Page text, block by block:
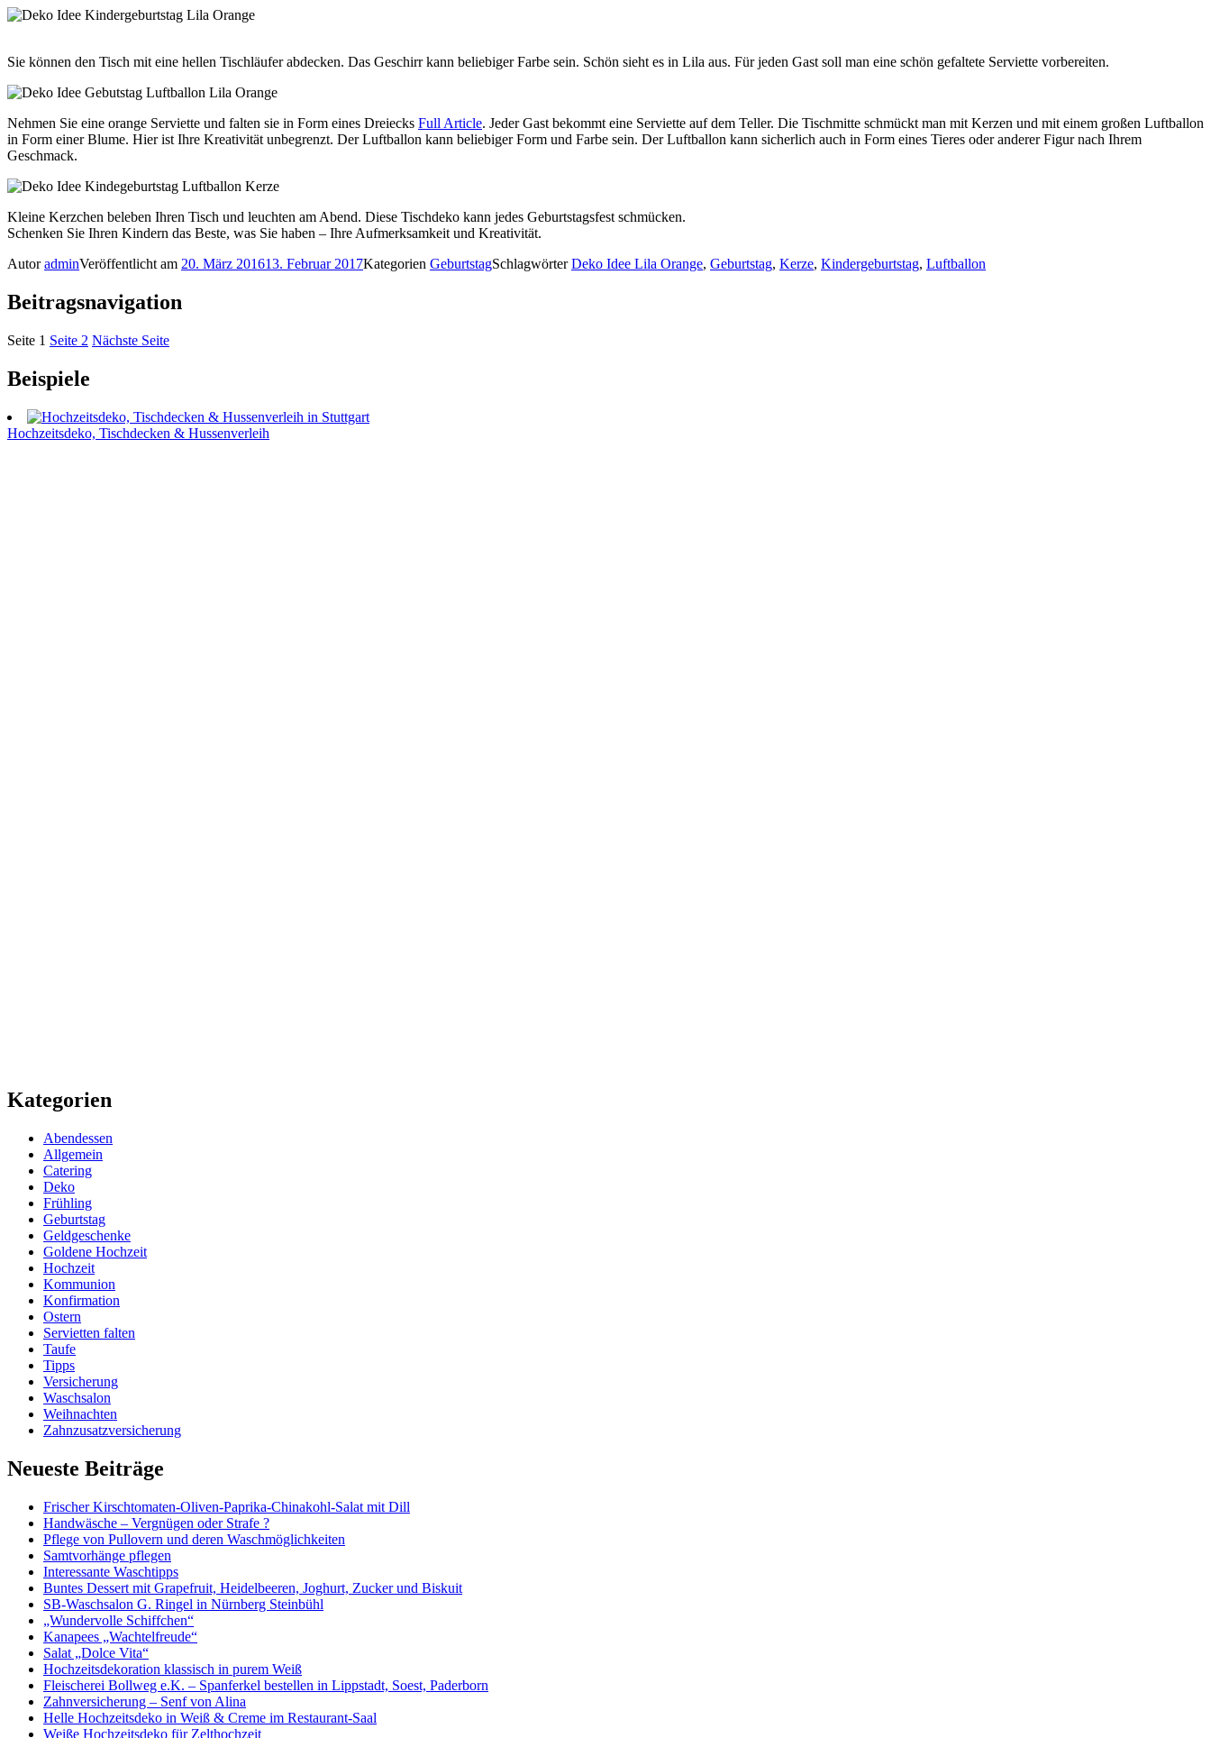
Sie können den Tisch mit eine hellen Tischläufer abdecken. Das Geschirr kann beliebiger Farbe sein. Schön sieht es in Lila aus. Für jeden Gast soll man eine schön gefaltete Serviette vorbereiten.
Nehmen Sie eine orange Serviette und falten sie in Form eines Dreiecks Full Article. Jeder Gast bekommt eine Serviette auf dem Teller. Die Tischmitte schmückt man mit Kerzen und mit einem großen Luftballon
in Form einer Blume. Hier ist Ihre Kreativität unbegrenzt. Der Luftballon kann beliebiger Form und Farbe sein. Der Luftballon kann sicherlich auch in Form eines Tieres oder anderer Figur nach Ihrem
Geschmack.
Kleine Kerzchen beleben Ihren Tisch und leuchten am Abend. Diese Tischdeko kann jedes Geburtstagsfest schmücken.
Schenken Sie Ihren Kindern das Beste, was Sie haben – Ihre Aufmerksamkeit und Kreativität.
AutoradminVeröffentlicht am 20. März 201613. Februar 2017Kategorien GeburtstagSchlagwörterDeko Idee Lila Orange, Geburtstag, Kerze, Kindergeburtstag, Luftballon
Beitragsnavigation
Seite 1 Seite 2 Nächste Seite
Beispiele
Hochzeitsdeko, Tischdecken & Hussenverleih
Kategorien
Abendessen
Allgemein
Catering
Deko
Frühling
Geburtstag
Geldgeschenke
Goldene Hochzeit
Hochzeit
Kommunion
Konfirmation
Ostern
Servietten falten
Taufe
Tipps
Versicherung
Waschsalon
Weihnachten
Zahnzusatzversicherung
Neueste Beiträge
Frischer Kirschtomaten-Oliven-Paprika-Chinakohl-Salat mit Dill
Handwäsche – Vergnügen oder Strafe ?
Pflege von Pullovern und deren Waschmöglichkeiten
Samtvorhänge pflegen
Interessante Waschtipps
Buntes Dessert mit Grapefruit, Heidelbeeren, Joghurt, Zucker und Biskuit
SB-Waschsalon G. Ringel in Nürnberg Steinbühl
„Wundervolle Schiffchen“
Kanapees „Wachtelfreude“
Salat „Dolce Vita“
Hochzeitsdekoration klassisch in purem Weiß
Fleischerei Bollweg e.K. – Spanferkel bestellen in Lippstadt, Soest, Paderborn
Zahnversicherung – Senf von Alina
Helle Hochzeitsdeko in Weiß & Creme im Restaurant-Saal
Weiße Hochzeitsdeko für Zelthochzeit